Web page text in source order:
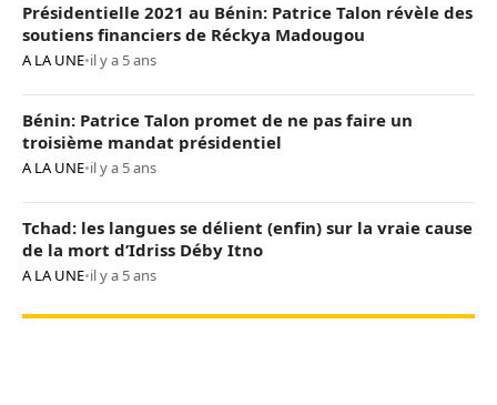
Présidentielle 2021 au Bénin: Patrice Talon révèle des
soutiens financiers de Réckya Madougou
A LA UNE•il y a 5 ans
Bénin: Patrice Talon promet de ne pas faire un
troisième mandat présidentiel
A LA UNE•il y a 5 ans
Tchad: les langues se délient (enfin) sur la vraie cause
de la mort d’Idriss Déby Itno
A LA UNE•il y a 5 ans